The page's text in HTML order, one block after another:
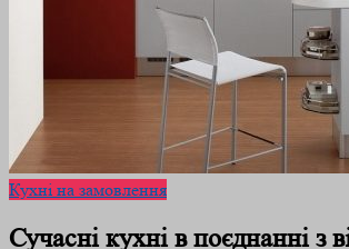
Кухні на замовлення
Сучасні кухні в поєднанні з